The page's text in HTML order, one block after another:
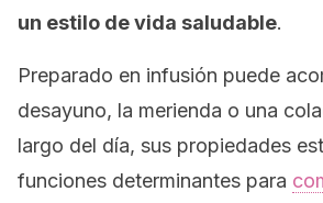
un estilo de vida saludable.
Preparado en infusión puede
desayuno, la merienda o una
largo del día, sus propiedades
funciones determinantes para